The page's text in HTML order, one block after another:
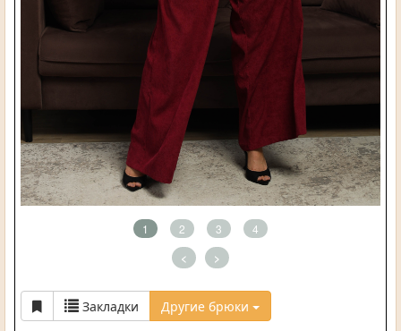
1 2 3 4
< >
Закладки Другие брюки